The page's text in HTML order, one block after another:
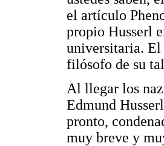
el artículo
propio Husserl
universitaria. El
filósofo de su
Al llegar los
Edmund
pronto,
muy breve y